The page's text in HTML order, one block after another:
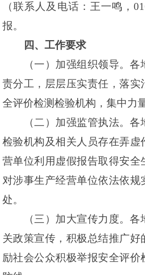
（联系人及电话： 王一鸣，
报。
四、工作要求
（一）加强组织领导。
责分工，层层压实责任，落
全评价检测检验机构，集中力
（二）加强监管执法。
检验机构及相关人员存在弄
营单位利用虚假报告取得安
对涉事生产经营单位依法依
处。
（三）加大宣传力度。
关政策宣传，积极总结推广
励社会公众积极举报安全评